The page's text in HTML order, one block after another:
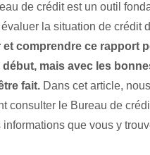
de crédit est un outil
la situation de crédit
et comprendre ce rapport
mais avec les
fait. Dans cet article,
consulter le Bureau de
que vous y